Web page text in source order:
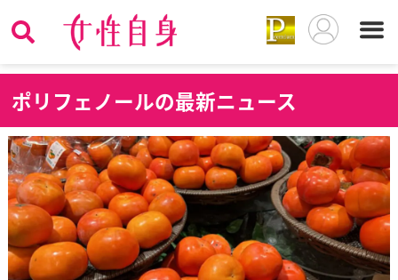
ポリフェノールの最新ニュース